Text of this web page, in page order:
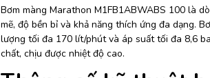
Bơm màng Marathon M1FB1ABWABS 100 là
mẽ, độ bền bỉ và khả năng thích ứng đa dạng.
lượng tối đa 170 lít/phút và áp suất tối đa 8,6
chất, chịu được nhiệt độ cao.